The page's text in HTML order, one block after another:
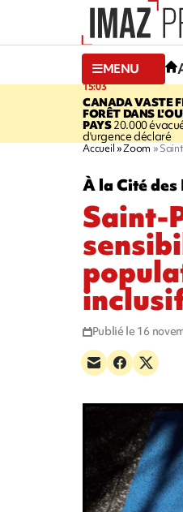
MENU
15:03
CANADAVASTE
FORÊT DANS
PAYS20.000
d'urgence déclaré
Accueil Zoom
À la Cité
Saint-
Publié le 16